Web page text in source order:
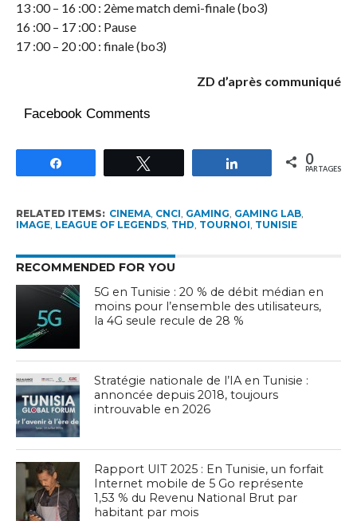
13 :00 – 16 :00 : 2ème match demi-finale (bo3)
16 :00 – 17 :00 : Pause
17 :00 – 20 :00 : finale (bo3)
ZD d’après communiqué
Facebook Comments
Partagez 0
PARTAGES
RELATED ITEMS: CINEMA, CNCI, GAMING, GAMING LAB,
IMAGE, LEAGUE OF LEGENDS, THD, TOURNOI, TUNISIE
RECOMMENDED FOR YOU
5G en Tunisie : 20 % de débit médian en
moins pour l’ensemble des utilisateurs,
la 4G seule recule de 28 %
Stratégie nationale de l’IA en Tunisie :
annoncée depuis 2018, toujours
introuvable en 2026
Rapport UIT 2025 : En Tunisie, un forfait
Internet mobile de 5 Go représente
1,53 % du Revenu National Brut par
habitant par mois